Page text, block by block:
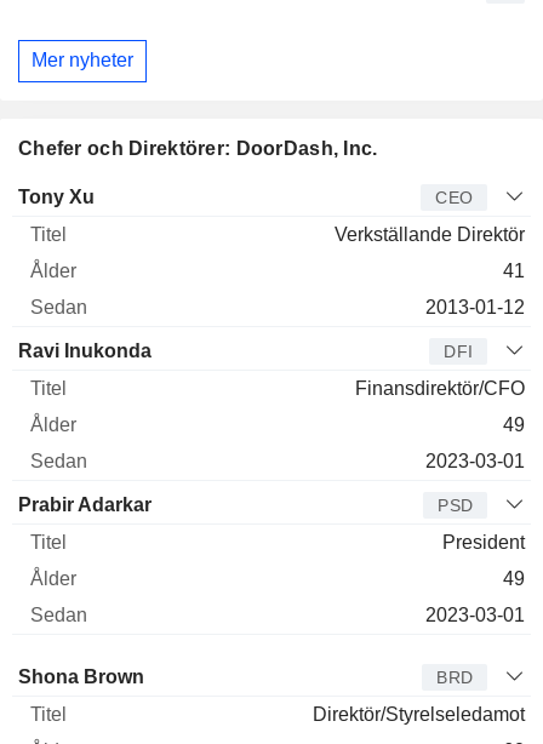
Mer nyheter
Chefer och Direktörer: DoorDash, Inc.
Verkställande
Tony Xu CEO
Verkställande Direktör
41
2013-01-12
Ravi Inukonda DFI
Finansdirektör/CFO
49
2023-03-01
Prabir Adarkar PSD
President
49
2023-03-01
Styrelseledamot
Shona Brown BRD
Direktör/Styrelseledamot